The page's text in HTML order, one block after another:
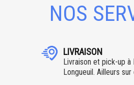
NOS
LIVRAISON
Livraison et pick-up
Longueuil. Ailleurs